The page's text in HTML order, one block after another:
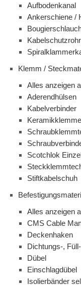
Aufbodenkanal
Ankerschiene /
Klemm /
Alles anzeigen
Aderendhülsen
Kabelverbinder
Scotchlok
Stiftkabelschuh
Alles anzeigen
CMS Cable
Deckenhaken
Dichtungs-,
Dübel
Einschlagdübel
Isolierbänder